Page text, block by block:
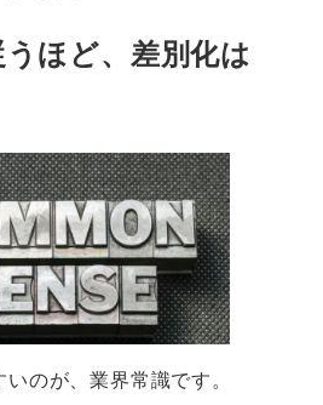
ほど、差別化は
のが、業界常識です。